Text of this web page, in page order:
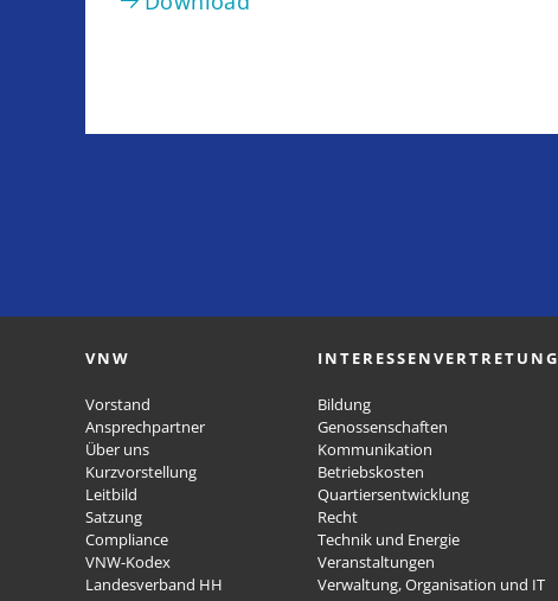
VNW
Vorstand
Ansprechpartner
Über uns
Kurzvorstellung
Leitbild
Satzung
Compliance
VNW-Kodex
Landesverband HH
INTERESSENVERTRETUNG
Bildung
Genossenschaften
Kommunikation
Betriebskosten
Quartiersentwicklung
Recht
Technik und Energie
Veranstaltungen
Verwaltung, Organisation und IT